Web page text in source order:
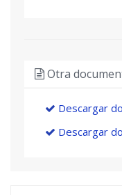
Otra
Descargar
Descargar